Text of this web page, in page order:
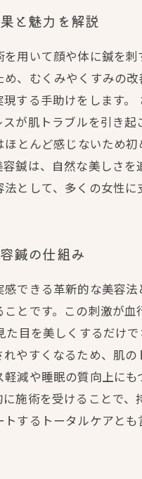
と魅力を解説
用いて顔や体に鍼を
、むくみやくすみの
する手助けをします
が肌トラブルを引き
ほとんど感じないため
鍼は、自然な美しさ
として、多くの女性に
鍼の仕組み
できる革新的な美容
とです。この刺激が
た目を美しくするだけ
れやすくなるため、肌
減や睡眠の質向上に
施術を受けることで
トするトータルケアと